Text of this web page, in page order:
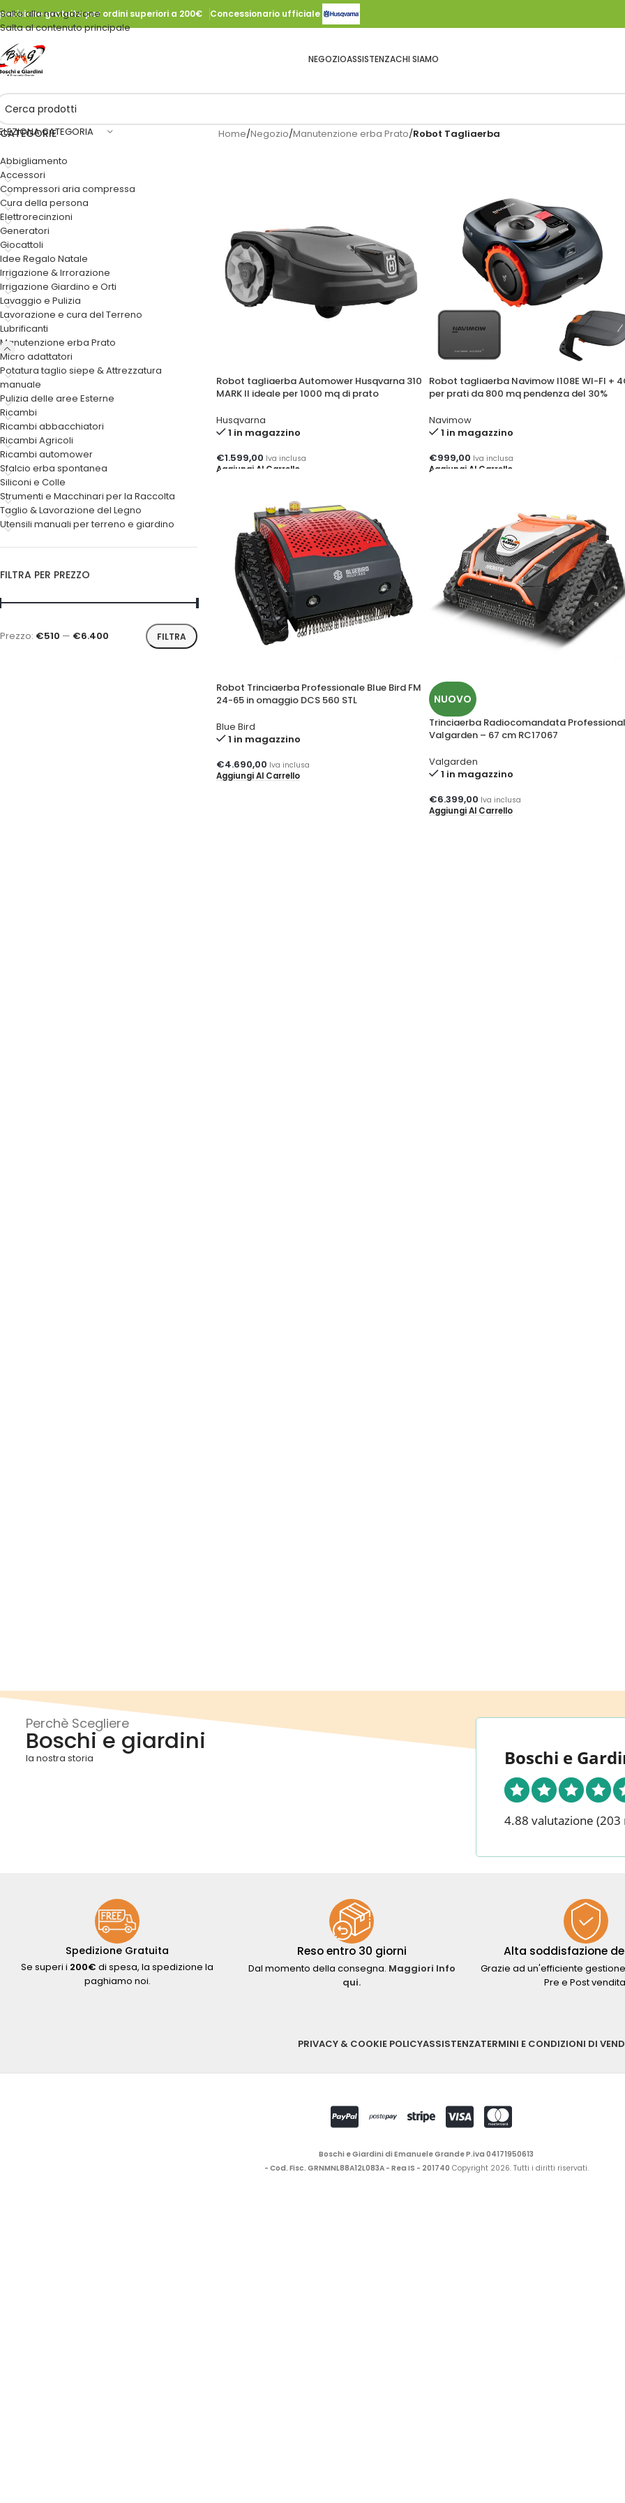
Salta alla navigazione
Salta al contenuto principale
gratuita per ordini superiori a 200€ Concessionario ufficiale
NEGOZIOASSISTENZACHI SIAMO
CATEGORIA
CATEGORIE
Abbigliamento
Accessori
Compressori aria compressa
Cura della persona
Elettrorecinzioni
Generatori
Giocattoli
Idee Regalo Natale
Irrigazione & Irrorazione
Irrigazione Giardino e Orti
Lavaggio e Pulizia
Lavorazione e cura del Terreno
Lubrificanti
Manutenzione erba Prato
Micro adattatori
Potatura taglio siepe & Attrezzatura
manuale
Pulizia delle aree Esterne
Ricambi
Ricambi abbacchiatori
Ricambi Agricoli
Ricambi automower
Sfalcio erba spontanea
Siliconi e Colle
Strumenti e Macchinari per la Raccolta
Taglio & Lavorazione del Legno
Utensili manuali per terreno e giardino
FILTRA PER PREZZO
FILTRA
Prezzo: €510 — €6.400
Home/Negozio/Manutenzione erba Prato/Robot Tagliaerba
Robot tagliaerba Automower Husqvarna 310
MARK II ideale per 1000 mq di prato
Husqvarna
1 in magazzino
€1.599,00 Iva inclusa
Aggiungi Al Carrello
Robot tagliaerba Navimow I108E WI-FI +
per prati da 800 mq pendenza del 30%
Navimow
1 in magazzino
€999,00 Iva inclusa
Aggiungi Al Carrello
Robot Trinciaerba Professionale Blue Bird FM
24-65 in omaggio DCS 560 STL
Blue Bird
1 in magazzino
€4.690,00 Iva inclusa
Aggiungi Al Carrello
NUOVO
Trinciaerba Radiocomandata
Valgarden – 67 cm RC17067
Valgarden
1 in magazzino
€6.399,00 Iva inclusa
Aggiungi Al Carrello
Perchè Scegliere
Boschi e giardini
la nostra storia Boschi e
4.88 valutazione (203
Spedizione Gratuita
Se superi i 200€ di spesa, la spedizione la
paghiamo noi.
Reso entro 30 giorni
Dal momento della consegna. Maggiori Info
qui.
Alta soddisfazione
Grazie ad un'efficiente
Pre e Post
PRIVACY & COOKIE POLICYASSISTENZATERMINI E CONDIZIONI DI
Boschi e Giardini di Emanuele Grande P.iva 04171950613
- Cod. Fisc. GRNMNL88A12L083A - Rea IS - 201740 Copyright 2026. Tutti i diritti riservati.